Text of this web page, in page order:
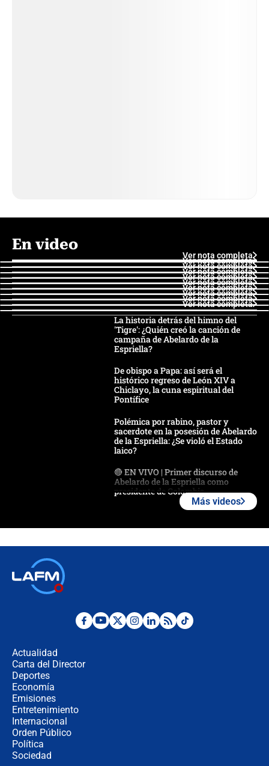
En video
Ver nota completa
Ver nota completa
Ver nota completa
Ver nota completa
Ver nota completa
Ver nota completa
Ver nota completa
Ver nota completa
Ver nota completa
Ver nota completa
La historia detrás del himno del
'Tigre': ¿Quién creó la canción de
campaña de Abelardo de la
Espriella?
De obispo a Papa: así será el
histórico regreso de León XIV a
Chiclayo, la cuna espiritual del
Pontífice
Polémica por rabino, pastor y
sacerdote en la posesión de Abelardo
de la Espriella: ¿Se violó el Estado
laico?
🔴 EN VIVO | Primer discurso de
Abelardo de la Espriella como
presidente de Colombia
Desde dermatitis hasta infecciones:
Más videos
Actualidad
Carta del Director
Deportes
Economía
Emisiones
Entretenimiento
Internacional
Orden Público
Política
Sociedad